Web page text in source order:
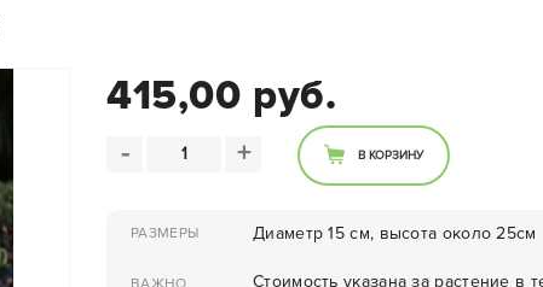
415,00 руб.
- + В КОРЗИНУ
РАЗМЕРЫ Диаметр 15 см, высота около 25см
Стоимость указана за растение в